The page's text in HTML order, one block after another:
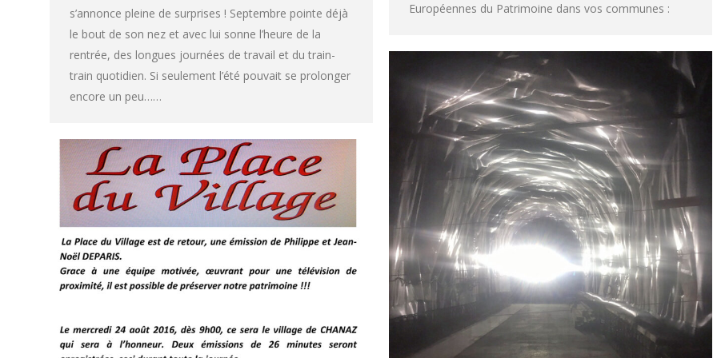
s’annonce pleine de surprises ! Septembre pointe déjà
le bout de son nez et avec lui sonne l’heure de la
rentrée, des longues journées de travail et du train-
train quotidien. Si seulement l’été pouvait se prolonger
encore un peu……
Européennes du Patrimoine dans vos communes :